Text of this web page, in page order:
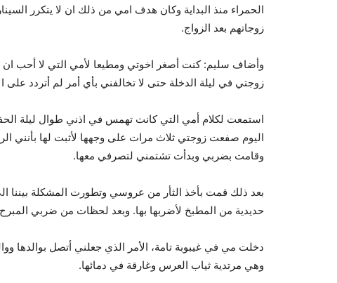
الحمراء منذ البداية وكان هدف امي من ذلك ان لا يتكرر
زوجاتهم بعد الزواج.
وأضاف سليم: كنت أصغر اخوتي ومطيعا لأمي التي لا أحب ان
زوجتي في ليلة الدخلة حتى لا تخالفني بأي أمر لم أتردد على
استمعت لكلام أمي التي كانت تهمس في اذني طوال ليلة
اليوم صفعت زوجتي ثلاث مرات على وجهها لأثبت لها بأنني
وقامت بضربي وبدأت تشتمني لتصرفي معها.
بعد ذلك قمت بأخذ الثأر من عروسي وتطورت المشكلة بيننا
حديدية من المطبخ لأضربها بها. وبعد لحظات من ضربي المبرح
دخلت مي في غيبوبة تامة، الأمر الذي جعلني أتصل بوالدها
وهي مرتدية ثياب العرس وغارقة في دمائها.